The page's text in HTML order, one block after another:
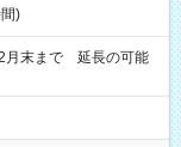
)
月末まで 延長の可能